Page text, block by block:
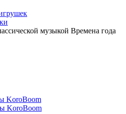
музыкой Времена года
KoroBoom
KoroBoom